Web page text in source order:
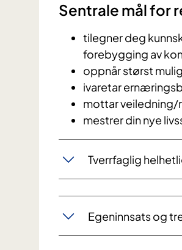
Sentrale mål for
tilegner deg
forebygging av
oppnår størst
ivaretar
mottar veiledning/
mestrer din nye
Tverrfaglig
Egeninnsats og